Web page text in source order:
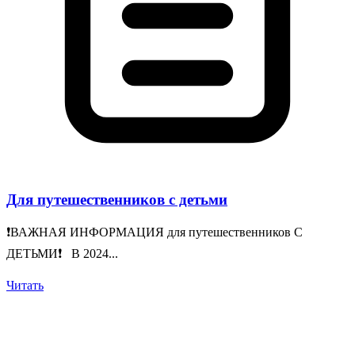
Для путешественников с детьми
❗️ВАЖНАЯ ИНФОРМАЦИЯ для путешественников С
ДЕТЬМИ❗️ В 2024...
Читать